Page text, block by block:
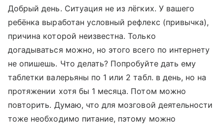
Добрый день. Ситуация не из лёгких. У вашего
ребёнка выработан условный рефлекс (привычка),
причина которой неизвестна. Только
догадываться можно, но этого всего по интернету
не опишешь. Что делать? Попробуйте дать ему
таблетки валерьяны по 1 или 2 табл. в день, но на
протяжении хотя бы 1 месяца. Потом можно
повторить. Думаю, что для мозговой деятельности
тоже необходимо питание, пэтому можно